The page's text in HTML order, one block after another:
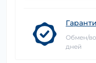
Обмен/
дней